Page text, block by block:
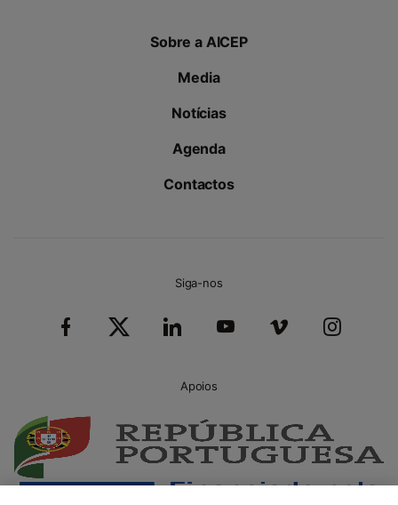
Sobre a AICEP
Media
Notícias
Agenda
Contactos
Siga-nos
Apoios